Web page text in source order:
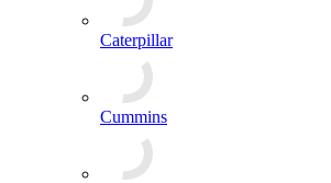
Caterpillar
Cummins